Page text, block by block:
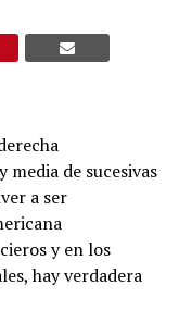
media de sucesivas
a ser
y en los
hay verdadera